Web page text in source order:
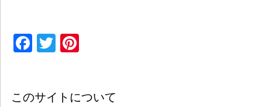
Facebook
Twitter
このサイトについて